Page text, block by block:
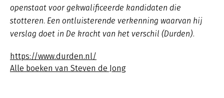
openstaat voor gekwalificeerde kandidaten die
stotteren. Een ontluisterende verkenning waarvan hij
verslag doet in De kracht van het verschil (Durden).
https://www.durden.nl/
Alle boeken van Steven de Jong